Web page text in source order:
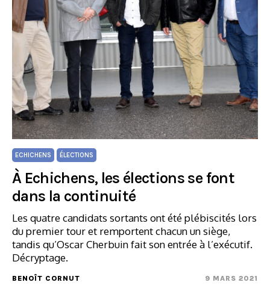
ECHICHENS ÉLECTIONS
À Echichens, les élections se font
dans la continuité
Les quatre candidats sortants ont été plébiscités lors
du premier tour et remportent chacun un siège,
tandis qu’Oscar Cherbuin fait son entrée à l’exécutif.
Décryptage.
BENOÎT CORNUT 9 MARS 2021